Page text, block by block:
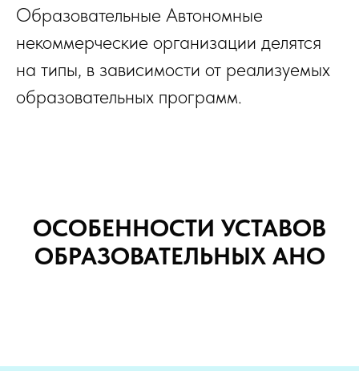
Образовательные Автономные
некоммерческие организации делятся
на типы, в зависимости от реализуемых
образовательных программ.
ОСОБЕННОСТИ УСТАВОВ
ОБРАЗОВАТЕЛЬНЫХ АНО